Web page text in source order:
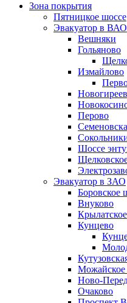
Зона покрытия
Пятницкое шоссе
Эвакуатор в ВАО
Вешняки
Гольяново
Измайлово
Перово
Шоссе
Эвакуатор в ЗАО
Боровское
Внуково
Крылатское
Кунцево
Можайское
Ново-
Очаково